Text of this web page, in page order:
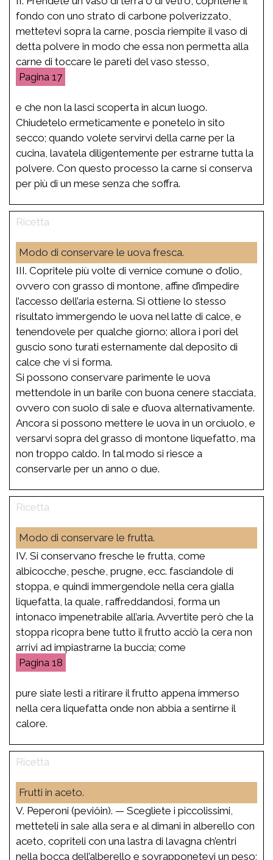
fondo con uno strato di carbone polverizzato,
mettetevi sopra la carne, poscia riempite il vaso di
detta polvere in modo che essa non permetta alla
carne di toccare le pareti del vaso stesso,
17
e che non la lasci scoperta in alcun luogo.
Chiudetelo ermeticamente e ponetelo in sito
secco; quando volete servirvi della carne per la
cucina, lavatela diligentemente per estrarne tutta la
polvere. Con questo processo la carne si conserva
per più di un mese senza che soffra.
Modo di conservare le uova fresca.
III. Copritele più volte di vernice comune o d’olio,
ovvero con grasso di montone, affine d’impedire
l’accesso dell’aria esterna. Si ottiene lo stesso
risultato immergendo le uova nel latte di calce, e
tenendovele per qualche giorno; allora i pori del
guscio sono turati esternamente dal deposito di
calce che vi si forma.
Si possono conservare parimente le uova
mettendole in un barile con buona cenere stacciata,
ovvero con suolo di sale e d’uova alternativamente.
Ancora si possono mettere le uova in un orciuolo, e
versarvi sopra del grasso di montone liquefatto, ma
non troppo caldo. In tal modo si riesce a
conservarle per un anno o due.
Modo di conservare le frutta.
IV. Si conservano fresche le frutta, come
albicocche, pesche, prugne, ecc. fasciandole di
stoppa, e quindi immergendole nella cera gialla
liquefatta, la quale, raffreddandosi, forma un
intonaco impenetrabile all’aria. Avvertite però che la
stoppa ricopra bene tutto il frutto acciò la cera non
arrivi ad impiastrarne la buccia; come
18
pure siate lesti a ritirare il frutto appena immerso
nella cera liquefatta onde non abbia a sentirne il
calore.
Frutti in aceto.
V. Peperoni (peviöin). — Scegliete i piccolissimi,
metteteli in sale alla sera e al dimani in alberello con
aceto, copriteli con una lastra di lavagna ch’entri
nella bocca dell’alberello e sovrapponetevi un peso;